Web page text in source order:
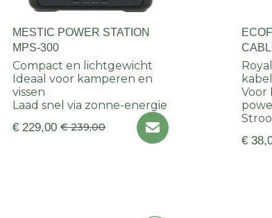
MESTIC POWER STATION
MPS-300
Compact en lichtgewicht
Ideaal voor kamperen en
vissen
Laad snel via zonne-energie
€ 229,00 € 239,00
Voor
€